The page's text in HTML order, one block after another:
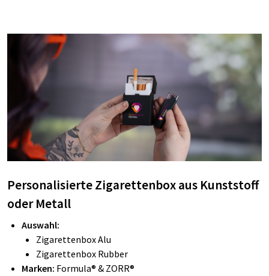
Personalisierte Zigarettenbox aus Kunststoff
oder Metall
Auswahl:
Zigarettenbox Alu
Zigarettenbox Rubber
Marken: Formula® & ZORR®